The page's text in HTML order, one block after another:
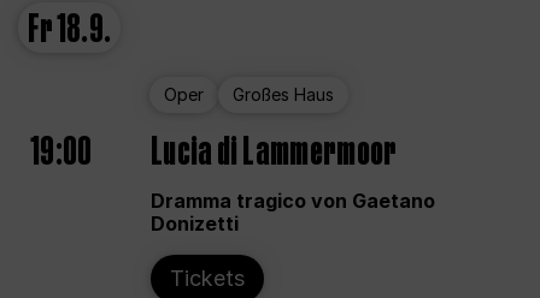
Fr18.9.
Oper Großes Haus
19:00 Lucia di Lammermoor
Dramma tragico von Gaetano
Donizetti
Tickets